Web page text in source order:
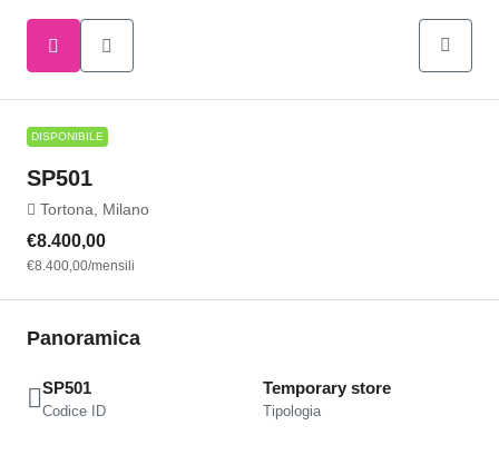
DISPONIBILE
SP501
Tortona, Milano
€8.400,00
€8.400,00/mensili
Panoramica
SP501
Codice ID
Temporary store
Tipologia